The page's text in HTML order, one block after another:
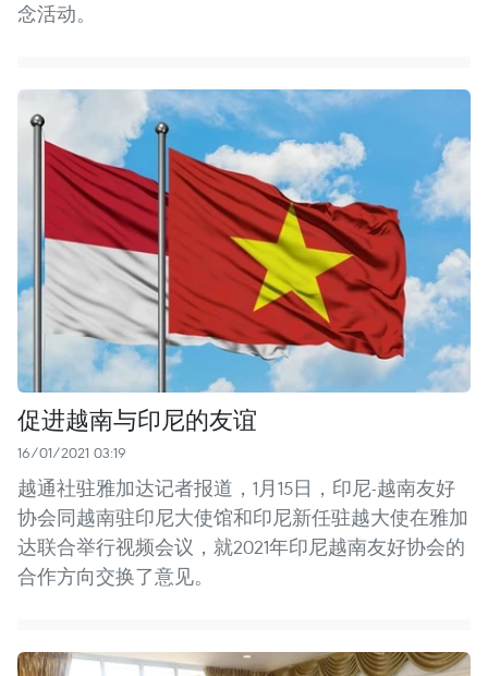
念活动。
促进越南与印尼的友谊
16/01/2021 03:19
越通社驻雅加达记者报道，1月15日，印尼-越南友好
协会同越南驻印尼大使馆和印尼新任驻越大使在雅加
达联合举行视频会议，就2021年印尼越南友好协会的
合作方向交换了意见。